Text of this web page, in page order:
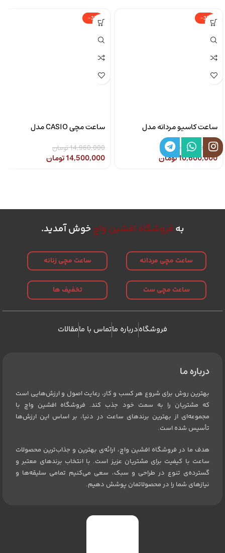
-3%
ساعت کاسیو مردانه مدل
MTP-1308D-2AVDF
10,890,000 تومان
10,600,000تومان
-3%
ساعت مچی CASIO مدل
14,960,000تومان
14,500,000تومان
به فروشگاه افشین واچخوش آمدید.
ساعت مچی مردانه ساعت مچی زنانه
ساعت مچی ست تخفیف ها
فروشگاهدرباره ماتماس با مامقالات
درباره ما
بهترین روش برای شروع هر کسب و کار، رعایت اصول و ارزش‌هایی است
که مشتریان را به سمت خود جذب کند. فروشگاه افشین واچ با
مجموعه‌ای از بهترین برندهای ساعت در دنیا، بر اساس این ارزش‌ها
تأسیس شده است.
هدف ما در فروشگاه افشین واچ، ارائه‌ی بهترین و جذاب‌ترین محصولات
ساعت با کیفیت برای مشتریان عزیز است. با انتخاب برندهای معتبر و
گسترده‌ی تنوع در طراحی و سبک، سعی می‌کنیم تمامی سلیقه‌ها و
نیازهای شما را در محصولاتمان پوشش دهیم.